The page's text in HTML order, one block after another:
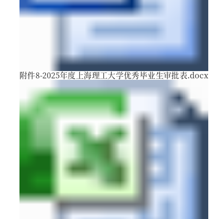
附件8-2025年度上海理工大学优秀毕业生审批表.docx